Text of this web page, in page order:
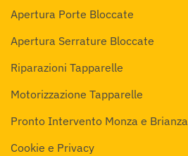
Apertura Porte Bloccate
Apertura Serrature Bloccate
Riparazioni Tapparelle
Motorizzazione Tapparelle
Pronto Intervento Monza e Brianza
Cookie e Privacy